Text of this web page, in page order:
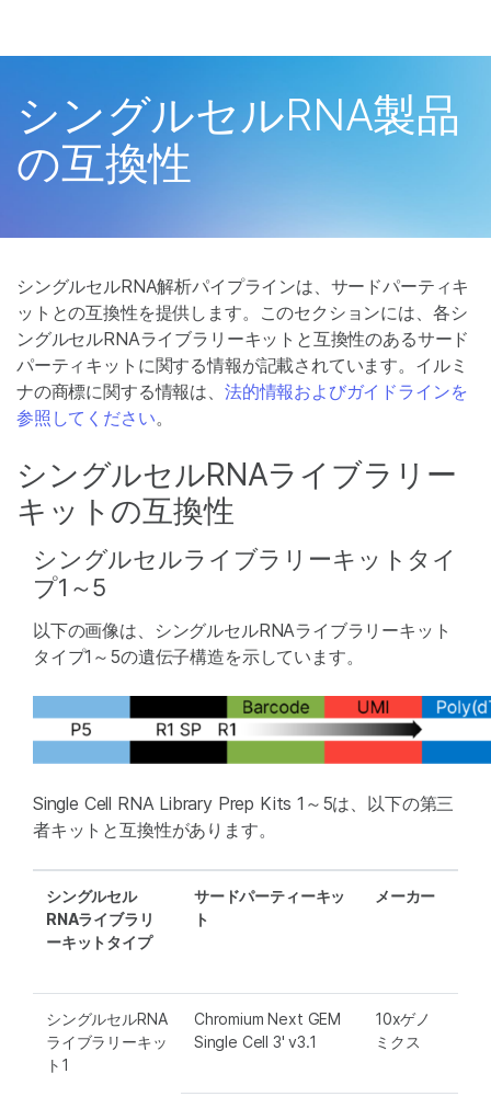
ラーニング
企業情報
サポート
お気に入りの分野を選択
シングルセルRNA製品
の互換性
シングルセルRNA解析パイプラインは、サードパーティキ
ットとの互換性を提供します。このセクションには、各シ
ングルセルRNAライブラリーキットと互換性のあるサード
パーティキットに関する情報が記載されています。イルミ
ナの商標に関する情報は、 法的情報およびガイドラインを
参照してください。
シングルセルRNAライブラリー
キットの互換性
シングルセルライブラリーキットタイ
プ1～5
以下の画像は、シングルセルRNAライブラリーキット
タイプ1～5の遺伝子構造を示しています。
Single Cell RNA Library Prep Kits 1～5は、以下の第三
者キットと互換性があります。
シングルセル
RNAライブラリ
ーキットタイプ
サードパーティーキッ
ト
メーカー
シングルセルRNA
ライブラリーキッ
ト1
Chromium Next GEM
Single Cell 3' v3.1
10xゲノ
ミクス
ツへのリンクが表示されます: